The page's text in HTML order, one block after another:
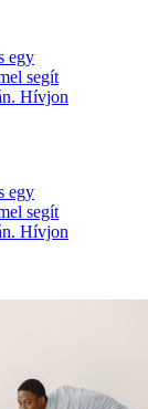
egy
segít
Hívjon
egy
segít
Hívjon